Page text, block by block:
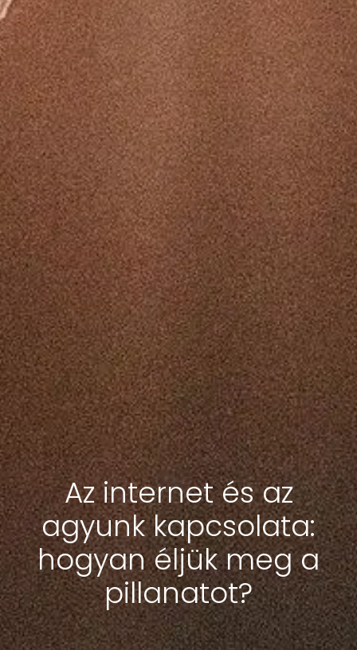
Az internet és az
agyunk kapcsolata:
hogyan éljük meg a
pillanatot?